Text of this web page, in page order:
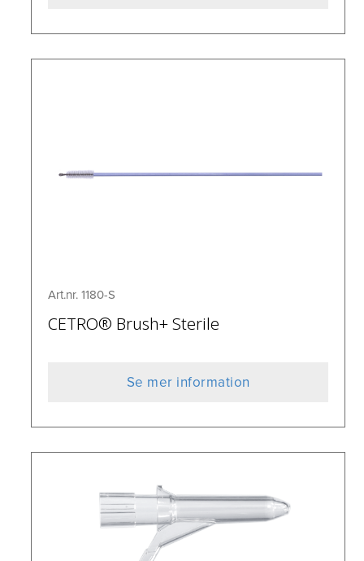
Art.nr. 1180-S
CETRO® Brush+ Sterile
Se mer information